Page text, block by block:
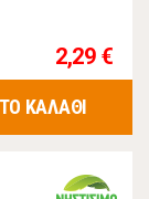
2,29 €
ΚΑΛΑΘΙ